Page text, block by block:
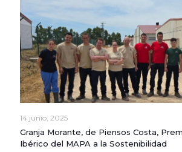
14 junio, 2025
Granja Morante, de Piensos Costa,
Ibérico del MAPA a la Sostenibilidad